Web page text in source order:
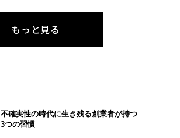
もっと見る
不確実性の時代に生き残る創業者が持つ
3つの習慣